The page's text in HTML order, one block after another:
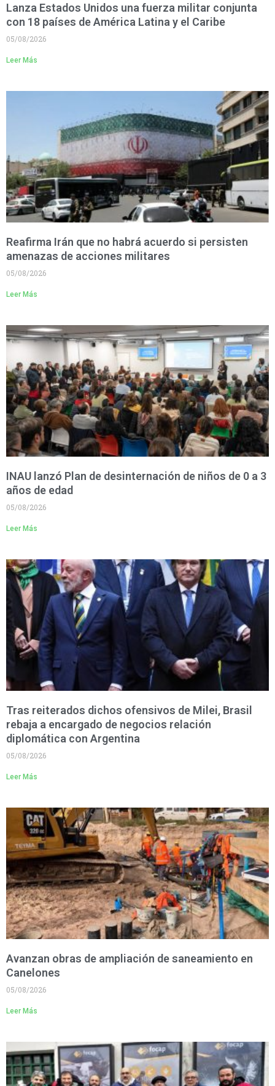
Lanza Estados Unidos una fuerza militar conjunta
con 18 países de América Latina y el Caribe
05/08/2026
Leer Más
Reafirma Irán que no habrá acuerdo si persisten
amenazas de acciones militares
05/08/2026
Leer Más
INAU lanzó Plan de desinternación de niños de 0 a 3
años de edad
05/08/2026
Leer Más
Tras reiterados dichos ofensivos de Milei, Brasil
rebaja a encargado de negocios relación
diplomática con Argentina
05/08/2026
Leer Más
Avanzan obras de ampliación de saneamiento en
Canelones
05/08/2026
Leer Más